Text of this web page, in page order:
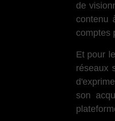
de
contenu
comptes
Et pour
réseaux
son